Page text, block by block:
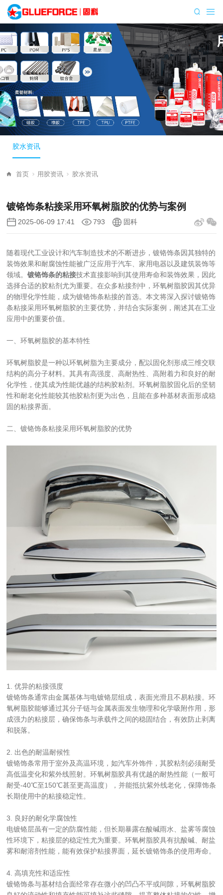
胶水资讯
首页 用胶资讯 胶水资讯
镀铬饰条粘接采用环氧树脂胶的优势与案例
2025-06-09 17:41 793 固科
随着现代工业设计和汽车制造技术的不断进步，镀铬饰条因其独特的
装饰效果和耐腐蚀性能被广泛应用于汽车、家用电器以及建筑装饰等
领域。镀铬饰条的粘接技术直接影响到其使用寿命和装饰效果，因此
选择合适的胶粘剂尤为重要。在众多粘接剂中，环氧树脂胶因其优异
的物理化学性能，成为镀铬饰条粘接的首选。本文将深入探讨镀铬饰
条粘接采用环氧树脂胶的主要优势，并结合实际案例，阐述其在工业
应用中的重要价值。
一、环氧树脂胶的基本特性
环氧树脂胶是一种以环氧树脂为主要成分，配以固化剂形成三维交联
结构的高分子材料。其具有高强度、高耐热性、高附着力和良好的耐
化学性，使其成为性能优越的结构胶粘剂。环氧树脂胶固化后的坚韧
性和耐老化性能较其他胶粘剂更为出色，且能在多种基材表面形成稳
固的粘接界面。
二、镀铬饰条粘接采用环氧树脂胶的优势
1. 优异的粘接强度
镀铬饰条通常由金属基体与电镀铬层组成，表面光滑且不易粘接。环
氧树脂胶能够通过其分子链与金属表面发生物理和化学吸附作用，形
成强力的粘接层，确保饰条与承载件之间的稳固结合，有效防止剥离
和脱落。
2. 出色的耐温耐候性
镀铬饰条常用于室外及高温环境，如汽车外饰件，其胶粘剂必须耐受
高低温变化和紫外线照射。环氧树脂胶具有优越的耐热性能（一般可
耐受-40℃至150℃甚至更高温度），并能抵抗紫外线老化，保障饰条
长期使用中的粘接稳定性。
3. 良好的耐化学腐蚀性
电镀铬层虽有一定的防腐性能，但长期暴露在酸碱雨水、盐雾等腐蚀
性环境下，粘接层的稳定性尤为重要。环氧树脂胶具有抗酸碱、耐盐
雾和耐溶剂性能，能有效保护粘接界面，延长镀铬饰条的使用寿命。
4. 高填充性和适应性
镀铬饰条与基材结合面经常存在微小的凹凸不平或间隙，环氧树脂胶